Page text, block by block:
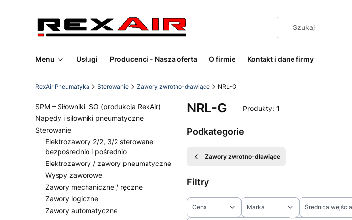
Menu Usługi Producenci - Nasza oferta O firmie Kontakt i dane firmy
RexAir Pneumatyka Sterowanie Zawory zwrotno-dławiące NRL-G
SPM – Siłowniki ISO (produkcja RexAir)
Napędy i siłowniki pneumatyczne
Sterowanie
Elektrozawory 2/2, 3/2 sterowane
bezpośrednio i pośrednio
Elektrozawory / zawory pneumatyczne
Wyspy zaworowe
Zawory mechaniczne / ręczne
Zawory logiczne
Zawory automatyczne
NRL-G Produkty: 1
Podkategorie
Zawory zwrotno-dławiące
Filtry
Cena Marka Średnica wejścia